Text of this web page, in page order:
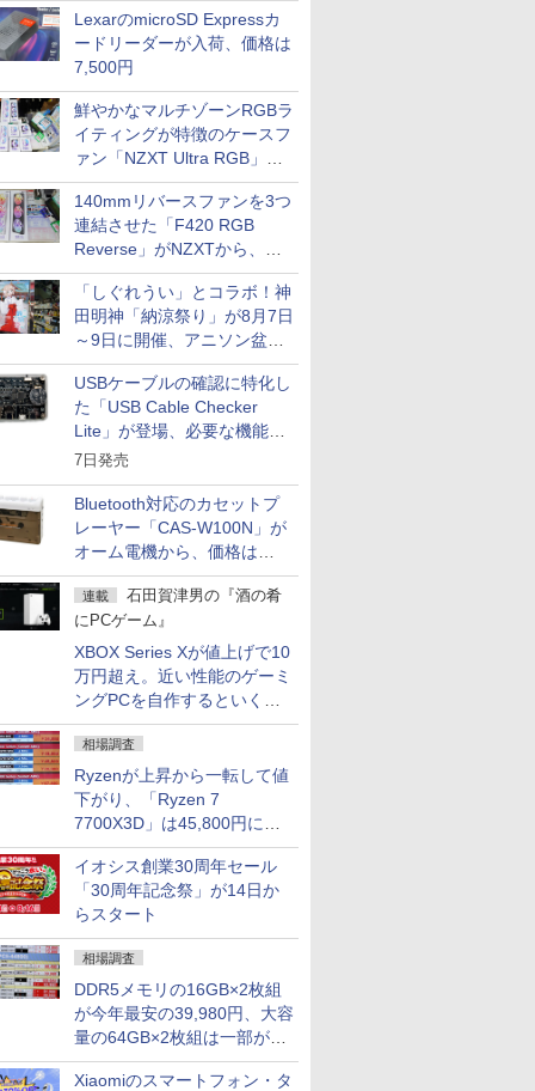
LexarのmicroSD Expressカ
ードリーダーが入荷、価格は
7,500円
鮮やかなマルチゾーンRGBラ
イティングが特徴のケースフ
ァン「NZXT Ultra RGB」が
発売、計8製品
140mmリバースファンを3つ
連結させた「F420 RGB
Reverse」がNZXTから、単
一フレーム採用
「しぐれうい」とコラボ！神
田明神「納涼祭り」が8月7日
～9日に開催、アニソン盆踊
りや屋台グルメなどもあり
USBケーブルの確認に特化し
た「USB Cable Checker
Lite」が登場、必要な機能を
凝縮しコンパクトに
7日発売
Bluetooth対応のカセットプ
レーヤー「CAS-W100N」が
オーム電機から、価格は
5,940円
連載
石田賀津男の『酒の肴
にPCゲーム』
XBOX Series Xが値上げで10
万円超え。近い性能のゲーミ
ングPCを自作するといくら
になる？
相場調査
Ryzenが上昇から一転して値
下がり、「Ryzen 7
7700X3D」は45,800円に急
落し「Ryzen 7 7800X3D」
との価格逆転解消 [8月前半の
CPU価格]
イオシス創業30周年セール
「30周年記念祭」が14日か
らスタート
相場調査
DDR5メモリの16GB×2枚組
が今年最安の39,980円、大容
量の64GB×2枚組は一部が続
騰 [8月前半のメモリ価格]
Xiaomiのスマートフォン・タ